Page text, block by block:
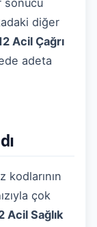
sonucu
diğer
Acil Çağrı
adeta
kodlarının
çok
Acil Sağlık